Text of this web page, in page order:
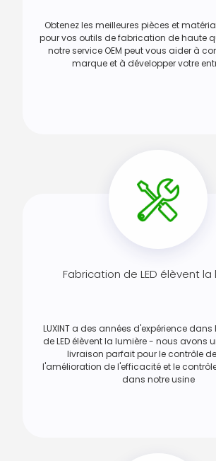
Obtenez les meilleures pièces et
pour vos outils de fabrication de haute
notre service OEM peut vous aider à
marque et à développer votre
Fabrication de LED élèvent la
LUXINT a des années d'expérience
de LED élèvent la lumière - nous avons
livraison parfait pour le contrôle
l'amélioration de l'efficacité et le
dans notre usine